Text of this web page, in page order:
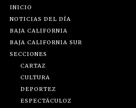
INICIO
NOTICIAS DEL DÍA
BAJA CALIFORNIA
BAJA CALIFORNIA SUR
SECCIONES
CARTAZ
CULTURA
DEPORTEZ
ESPECTÁCULOZ